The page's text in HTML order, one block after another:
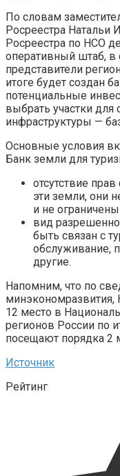
По словам
Росреестра Натальи
Росреестра по НСО
оперативный штаб, в
представители
итоге будет создан
потенциальные
выбрать участки для
инфраструктуры —
Основные условия
Банк земли для
отсутствие
эти земли, они
и не
вид
быть связан с
обслуживание,
другие.
Напомним, что по
минэкономразвития,
12 место в
регионов России по
посещают порядка 2
Источник
Рейтинг